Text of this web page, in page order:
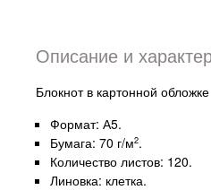
Описание и
Блокнот в картонной
Формат: А5.
Бумага: 70 г/м2.
Количество листов: 120.
Линовка: клетка.